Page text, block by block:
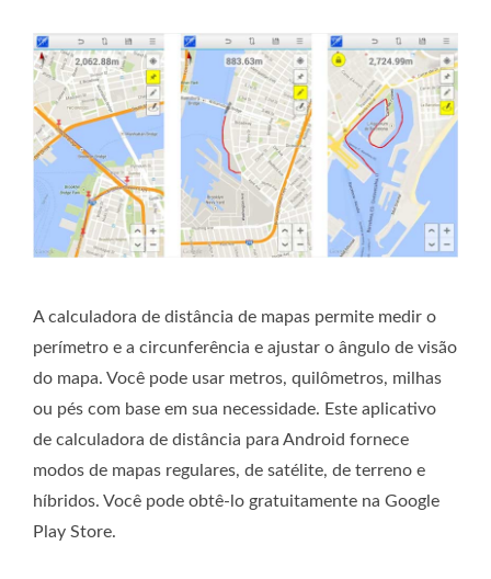
A calculadora de distância de mapas permite medir o
perímetro e a circunferência e ajustar o ângulo de visão
do mapa. Você pode usar metros, quilômetros, milhas
ou pés com base em sua necessidade. Este aplicativo
de calculadora de distância para Android fornece
modos de mapas regulares, de satélite, de terreno e
híbridos. Você pode obtê-lo gratuitamente na Google
Play Store.